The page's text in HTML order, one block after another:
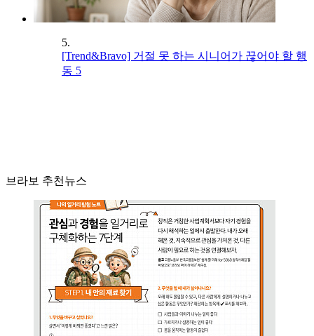
5.
[Trend&Bravo] 거절 못 하는 시니어가 끊어야 할 행
동 5
브라보 추천뉴스